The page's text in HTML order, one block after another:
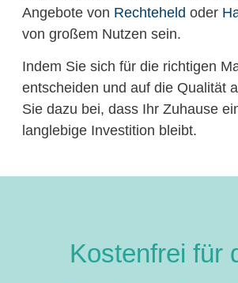
Angebote von Rechteheld oder
von großem Nutzen sein.
Indem Sie sich für die richtigen
entscheiden und auf die Qualität
Sie dazu bei, dass Ihr Zuhause
langlebige Investition bleibt.
Kostenfrei für